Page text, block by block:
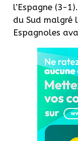
l’Espagne (3-
du Sud malgré
Espagnoles